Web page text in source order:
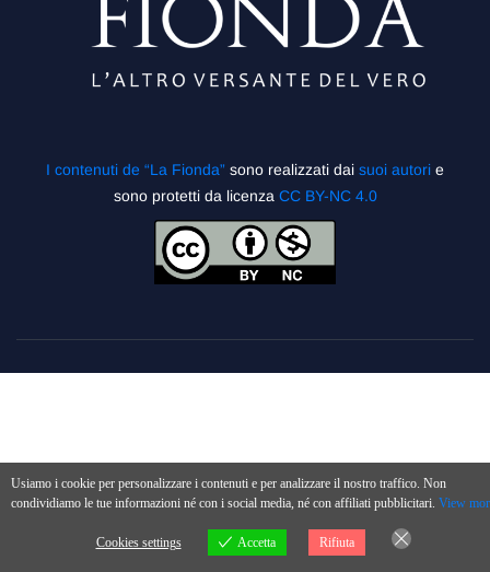
I contenuti de “La Fionda” sono realizzati dai suoi autori e
sono protetti da licenza CC BY-NC 4.0
Usiamo i cookie per personalizzare i contenuti e per analizzare il nostro traffico. Non
condividiamo le tue informazioni né con i social media, né con affiliati pubblicitari. View
Cookies settings Accetta Rifiuta